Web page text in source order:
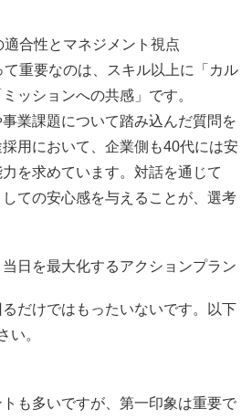
適合性とマネジメント視点
重要なのは、スキル以上に「カル
ッションへの共感」です。
業課題について踏み込んだ質問を
用において、企業側も40代には安
を求めています。対話を通じて
しての安心感を与えることが、選考
日を最大化するアクションプラン
だけではもったいないです。以下
い。
トも多いですが、第一印象は重要で